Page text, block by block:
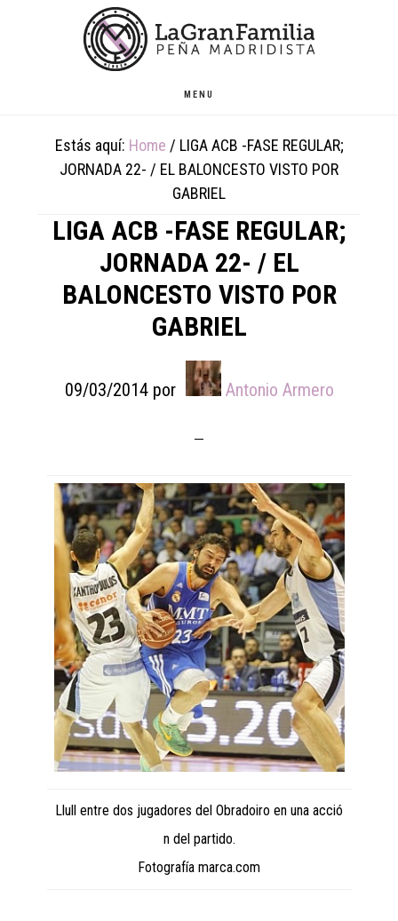
MENU
Estás aquí: Home / LIGA ACB -FASE REGULAR;
JORNADA 22- / EL BALONCESTO VISTO POR
GABRIEL
LIGA ACB -FASE REGULAR;
JORNADA 22- / EL
BALONCESTO VISTO POR
GABRIEL
09/03/2014por Antonio Armero
Llull entre dos jugadores del Obradoiro en una acció
n del partido.
Fotografía marca.com